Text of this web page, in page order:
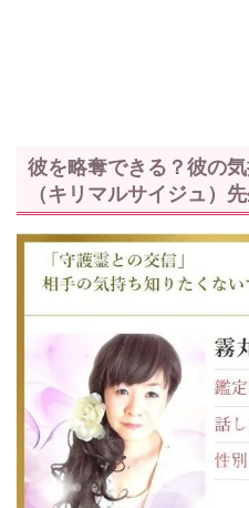
彼を略奪できる？彼の
（キリマルサイジュ）